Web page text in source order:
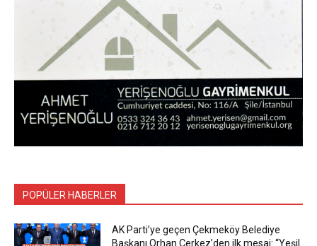
POPÜLER HABERLER
AK Parti’ye geçen Çekmeköy Belediye
Başkanı Orhan Çerkez’den ilk mesaj: “Yeşil